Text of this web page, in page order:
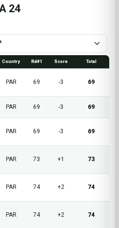
24
Country Rd#1 Score Total
PAR 69 -3 69
PAR 69 -3 69
PAR 69 -3 69
PAR 73 +1 73
PAR 74 +2 74
PAR 74 +2 74